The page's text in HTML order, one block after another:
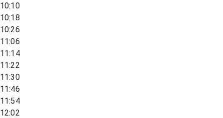
10:10
10:18
10:26
11:06
11:14
11:22
11:30
11:46
11:54
12:02